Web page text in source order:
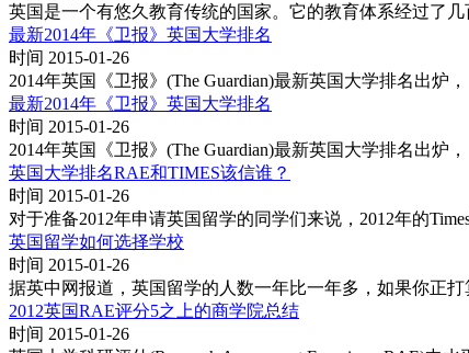
英国是一个有悠久教育传统的国家。它的教育体系经过了
最新2014年《卫报》英国大学排名
时间 2015-01-26
2014年英国《卫报》(The Guardian)最新英国大学排名出炉
最新2014年《卫报》英国大学排名
时间 2015-01-26
2014年英国《卫报》(The Guardian)最新英国大学排名出炉
英国大学排名RAE和TIMES该信谁？
时间 2015-01-26
对于准备2012年申请英国留学的同学们来说，2012年的
英国留学如何选择学校
时间 2015-01-26
据英中网报道，英国留学的人数一年比一年多，如果你正
2012英国RAE评分5之上的商学院总结
时间 2015-01-26